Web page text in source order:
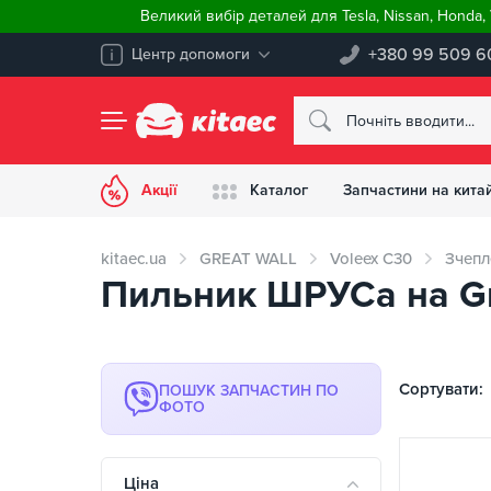
Великий вибір деталей для Tesla, Nissan,
Центр допомоги +380 99 509
Акції Каталог Запчастини на
kitaec.ua GREAT WALL Voleex C30
Пильник ШРУСа на
ПОШУК ЗАПЧАСТИН ПО
ФОТО
Ціна
Сортувати: